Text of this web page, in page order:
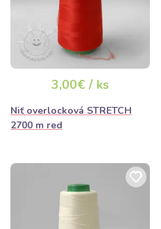
3,00€ / ks
Niť overlocková STRETCH
2700 m red